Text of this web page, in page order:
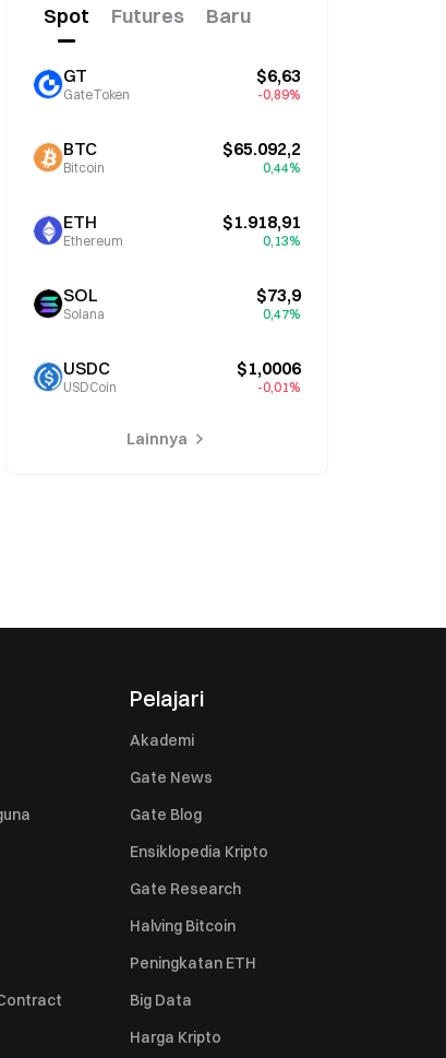
Spot Futures Baru
GT
GateToken
$6,63
-0,89%
BTC
Bitcoin
$65.092,2
0,44%
ETH
Ethereum
$1.918,91
0,13%
SOL
Solana
$73,9
0,47%
USDC
USDCoin
$1,0006
-0,01%
Lainnya
Pelajari
Akademi
Gate News
Gate Blog
Ensiklopedia Kripto
Gate Research
Halving Bitcoin
Peningkatan ETH
Big Data
Harga Kripto